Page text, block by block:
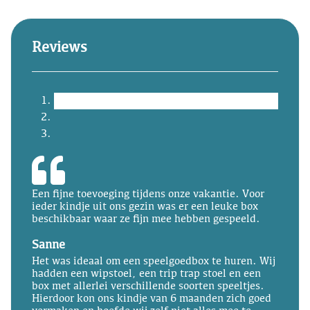
Reviews
Een fijne toevoeging tijdens onze vakantie. Voor
ieder kindje uit ons gezin was er een leuke box
beschikbaar waar ze fijn mee hebben gespeeld.
Sanne
Het was ideaal om een speelgoedbox te huren. Wij
hadden een wipstoel, een trip trap stoel en een
box met allerlei verschillende soorten speeltjes.
Hierdoor kon ons kindje van 6 maanden zich goed